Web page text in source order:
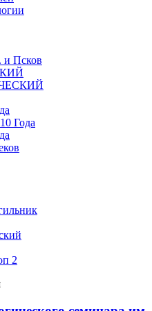
и Псков
Года
2